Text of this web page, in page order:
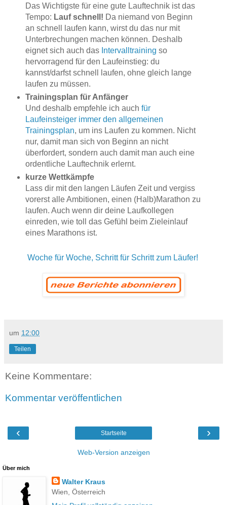
Das Wichtigste für eine gute Lauftechnik ist das
Tempo: Lauf schnell! Da niemand von Beginn
an schnell laufen kann, wirst du das nur mit
Unterbrechungen machen können. Deshalb
eignet sich auch das Intervalltraining so
hervorragend für den Laufeinstieg: du
kannst/darfst schnell laufen, ohne gleich lange
laufen zu müssen.
Trainingsplan für Anfänger
Und deshalb empfehle ich auch für
Laufeinsteiger immer den allgemeinen
Trainingsplan, um ins Laufen zu kommen. Nicht
nur, damit man sich von Beginn an nicht
überfordert, sondern auch damit man auch eine
ordentliche Lauftechnik erlernt.
kurze Wettkämpfe
Lass dir mit den langen Läufen Zeit und vergiss
vorerst alle Ambitionen, einen (Halb)Marathon zu
laufen. Auch wenn dir deine Laufkollegen
einreden, wie toll das Gefühl beim Zieleinlauf
eines Marathons ist.
Woche für Woche, Schritt für Schritt zum Läufer!
um 12:00
Teilen
Keine Kommentare:
Kommentar veröffentlichen
‹ ›
Startseite
Web-Version anzeigen
Über mich
Walter Kraus
Wien, Österreich